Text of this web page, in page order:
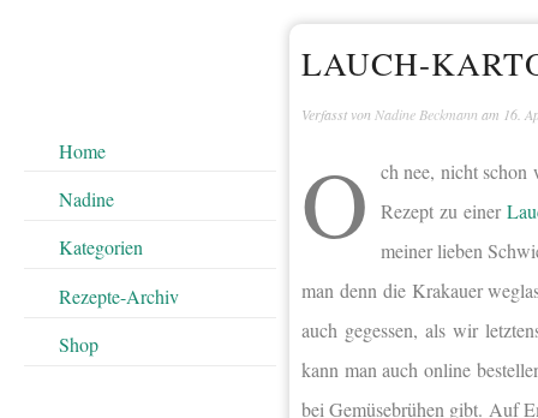
Home
Nadine
Kategorien
Rezepte-Archiv
Shop
LAUCH-
Verfasst von Nadine Beckmann am 16.
O
ch nee, nicht schon
Rezept zu einer
meiner lieben
man denn die Krakauer
auch gegessen, als wir
kann man auch online
bei Gemüsebrühen gibt. Auf